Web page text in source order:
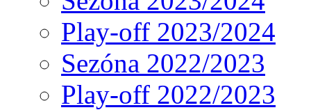
Play-off 2023/2024
Sezóna 2022/2023
Play-off 2022/2023